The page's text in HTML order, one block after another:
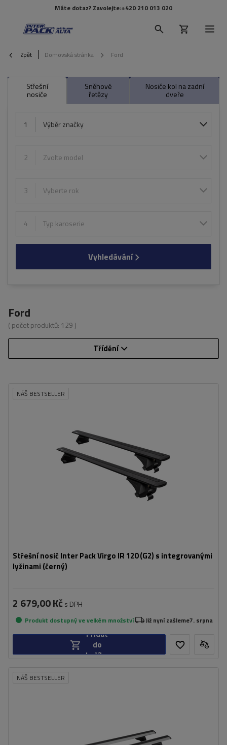
Máte dotaz? Zavolejte:+420 210 013 020
Zpět Domovská stránka Ford
Střešní
nosiče
Sněhové
řetězy
Nosiče kol na zadní
dveře
1 Výběr značky
2 Zvolte model
3 Vyberte rok
4 Typ karoserie
Vyhledávání
Ford
( počet produktů: 129 )
Třídění
NÁŠ BESTSELLER
Střešní nosič Inter Pack Virgo IR 120 (G2) s integrovanými
lyžinami (černý)
2 679,00 Kč s DPH
Produkt dostupný ve velkém množství Již nyní zašleme7. srpna
Přidat
do
košíku
NÁŠ BESTSELLER